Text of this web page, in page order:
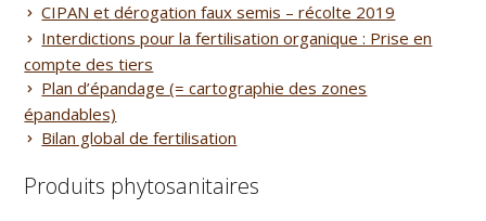
CIPAN et dérogation faux semis – récolte 2019
Interdictions pour la fertilisation organique : Prise en
compte des tiers
Plan d’épandage (= cartographie des zones
épandables)
Bilan global de fertilisation
Produits phytosanitaires